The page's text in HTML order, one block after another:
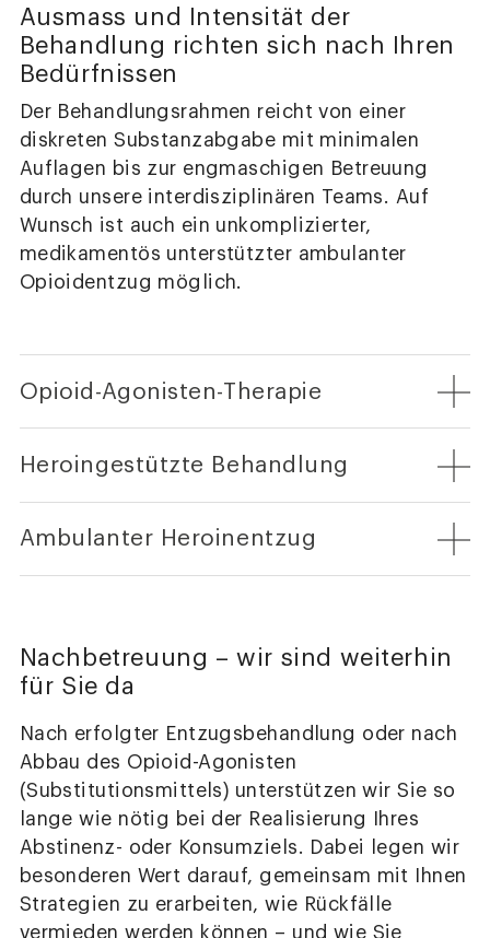
Ausmass und Intensität der
Behandlung richten sich nach Ihren
Bedürfnissen
Der Behandlungsrahmen reicht von einer
diskreten Substanzabgabe mit minimalen
Auflagen bis zur engmaschigen Betreuung
durch unsere interdisziplinären Teams. Auf
Wunsch ist auch ein unkomplizierter,
medikamentös unterstützter ambulanter
Opioidentzug möglich.
Opioid-Agonisten-Therapie
Heroingestützte Behandlung
Ambulanter Heroinentzug
Nachbetreuung – wir sind weiterhin
für Sie da
Nach erfolgter Entzugsbehandlung oder nach
Abbau des Opioid-Agonisten
(Substitutionsmittels) unterstützen wir Sie so
lange wie nötig bei der Realisierung Ihres
Abstinenz- oder Konsumziels. Dabei legen wir
besonderen Wert darauf, gemeinsam mit Ihnen
Strategien zu erarbeiten, wie Rückfälle
vermieden werden können – und wie Sie